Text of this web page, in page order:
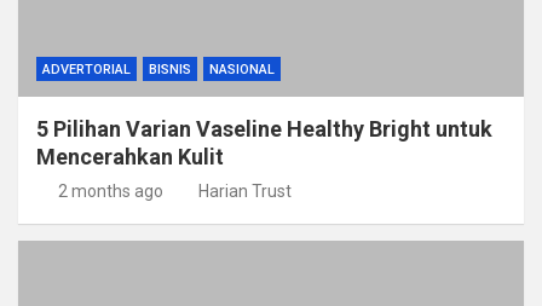
ADVERTORIAL BISNIS NASIONAL
5 Pilihan Varian Vaseline Healthy Bright untuk
Mencerahkan Kulit
2 months ago Harian Trust